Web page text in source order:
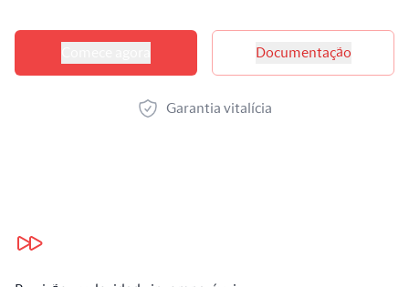
Opções de produtos
Documentação
Garantia vitalícia
Nossos benefícios